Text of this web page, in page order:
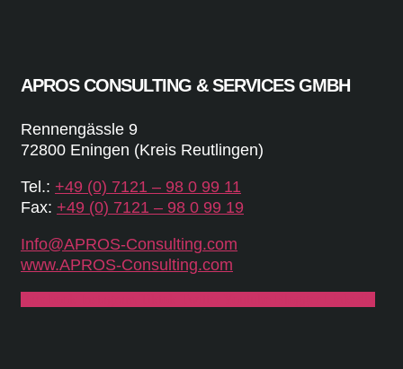
APROS CONSULTING & SERVICES GMBH
Rennengässle 9
72800 Eningen (Kreis Reutlingen)
Tel.: +49 (0) 7121 – 98 0 99 11
Fax: +49 (0) 7121 – 98 0 99 19
Info@APROS-Consulting.com
www.APROS-Consulting.com